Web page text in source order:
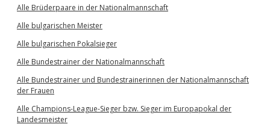
Alle Brüderpaare in der Nationalmannschaft
Alle bulgarischen Meister
Alle bulgarischen Pokalsieger
Alle Bundestrainer der Nationalmannschaft
Alle Bundestrainer und Bundestrainerinnen der Nationalmannschaft
der Frauen
Alle Champions-League-Sieger bzw. Sieger im Europapokal der
Landesmeister